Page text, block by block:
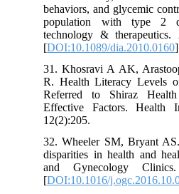
behaviors, and glycemic
population with type 2
technology &
[DOI:10.1089/dia.2010.0160
31. Khosravi A AK,
R. Health Literacy Levels
Referred to Shiraz
Effective Factors.
12(2):205.
32. Wheeler SM, Bryant
disparities in health and
and Gynecology
[DOI:10.1016/